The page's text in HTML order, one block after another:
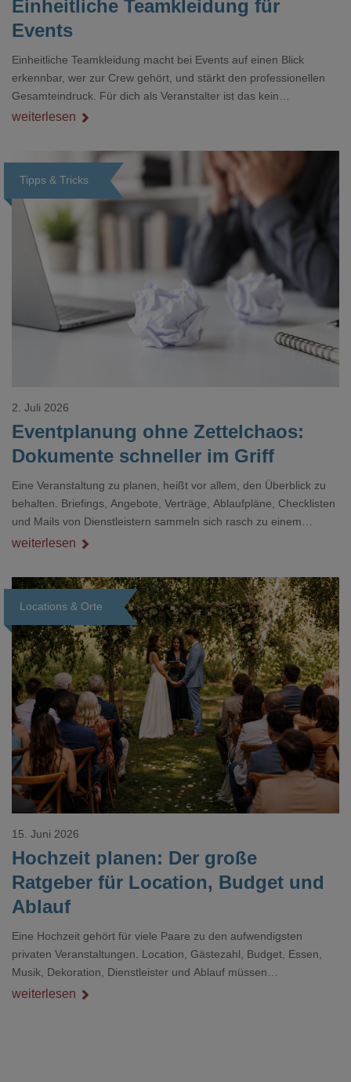
Einheitliche Teamkleidung für
Events
Einheitliche Teamkleidung macht bei Events auf einen Blick
erkennbar, wer zur Crew gehört, und stärkt den professionellen
Gesamteindruck. Für dich als Veranstalter ist das kein
Nebenthema: Bei Textilien mit Stickerei oder mehreren
weiterlesen
Tipps & Tricks
Eventplanung ohne Zettelchaos:
Dokumente schneller im Griff
2. Juli 2026
Eine Veranstaltung zu planen, heißt vor allem, den Überblick zu
behalten. Briefings, Angebote, Verträge, Ablaufpläne, Checklisten
und Mails von Dienstleistern sammeln sich rasch zu einem
unübersichtlichen Stapel. Wer schon einmal kurz vor einem Event
Dokument gesucht hat, kennt das mulmige Gefühl.
weiterlesen
Locations & Orte
Hochzeit planen: Der große
Ratgeber für Location, Budget und
Ablauf
15. Juni 2026
Eine Hochzeit gehört für viele Paare zu den aufwendigsten
privaten Veranstaltungen. Location, Gästezahl, Budget, Essen,
Musik, Dekoration, Dienstleister und Ablauf müssen
zusammenpassen, damit der Tag gut organisiert ist und trotzdem
weiterlesen